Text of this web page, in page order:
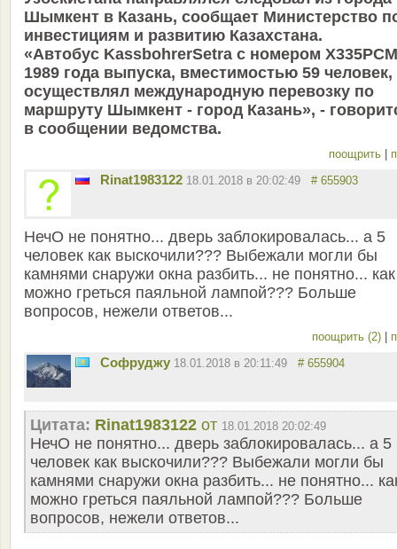
Шымкент в Казань, сообщает Министерство
инвестициям и развитию Казахстана.
«Автобус KassbohrerSetra с номером
1989 года выпуска, вместимостью 59 человек,
осуществлял международную перевозку по
маршруту Шымкент - город Казань», -
в сообщении ведомства.
поощрить
Rinat1983122 18.01.2018 в 20:02:49 # 655903
НечО не понятно... дверь заблокировалась... а 5
человек как выскочили??? Выбежали могли бы
камнями снаружи окна разбить... не понятно... как
можно греться паяльной лампой??? Больше
вопросов, нежели ответов...
поощрить (2)
Софруджу 18.01.2018 в 20:11:49 # 655904
Цитата: Rinat1983122 от 18.01.2018 20:02:49
НечО не понятно... дверь заблокировалась... а 5
человек как выскочили??? Выбежали могли бы
камнями снаружи окна разбить... не понятно...
можно греться паяльной лампой??? Больше
вопросов, нежели ответов...